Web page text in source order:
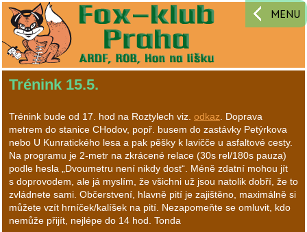
MENU
Trénink 15.5.
Trénink bude od 17. hod na Roztylech viz. odkaz. Doprava
metrem do stanice CHodov, popř. busem do zastávky Petýrkova
nebo U Kunratického lesa a pak pěšky k lavičče u asfaltové cesty.
Na programu je 2-metr na zkrácené relace (30s rel/180s pauza)
podle hesla „Dvoumetru není nikdy dost“. Méně zdatní mohou jít
s doprovodem, ale já myslím, že všichni už jsou natolik dobří, že to
zvládnete sami. Občerstvení, hlavně pití je zajištěno, maximálně si
můžete vzít hrníček/kalíšek na pití. Nezapomeňte se omluvit, kdo
nemůže přijít, nejlépe do 14 hod. Tonda